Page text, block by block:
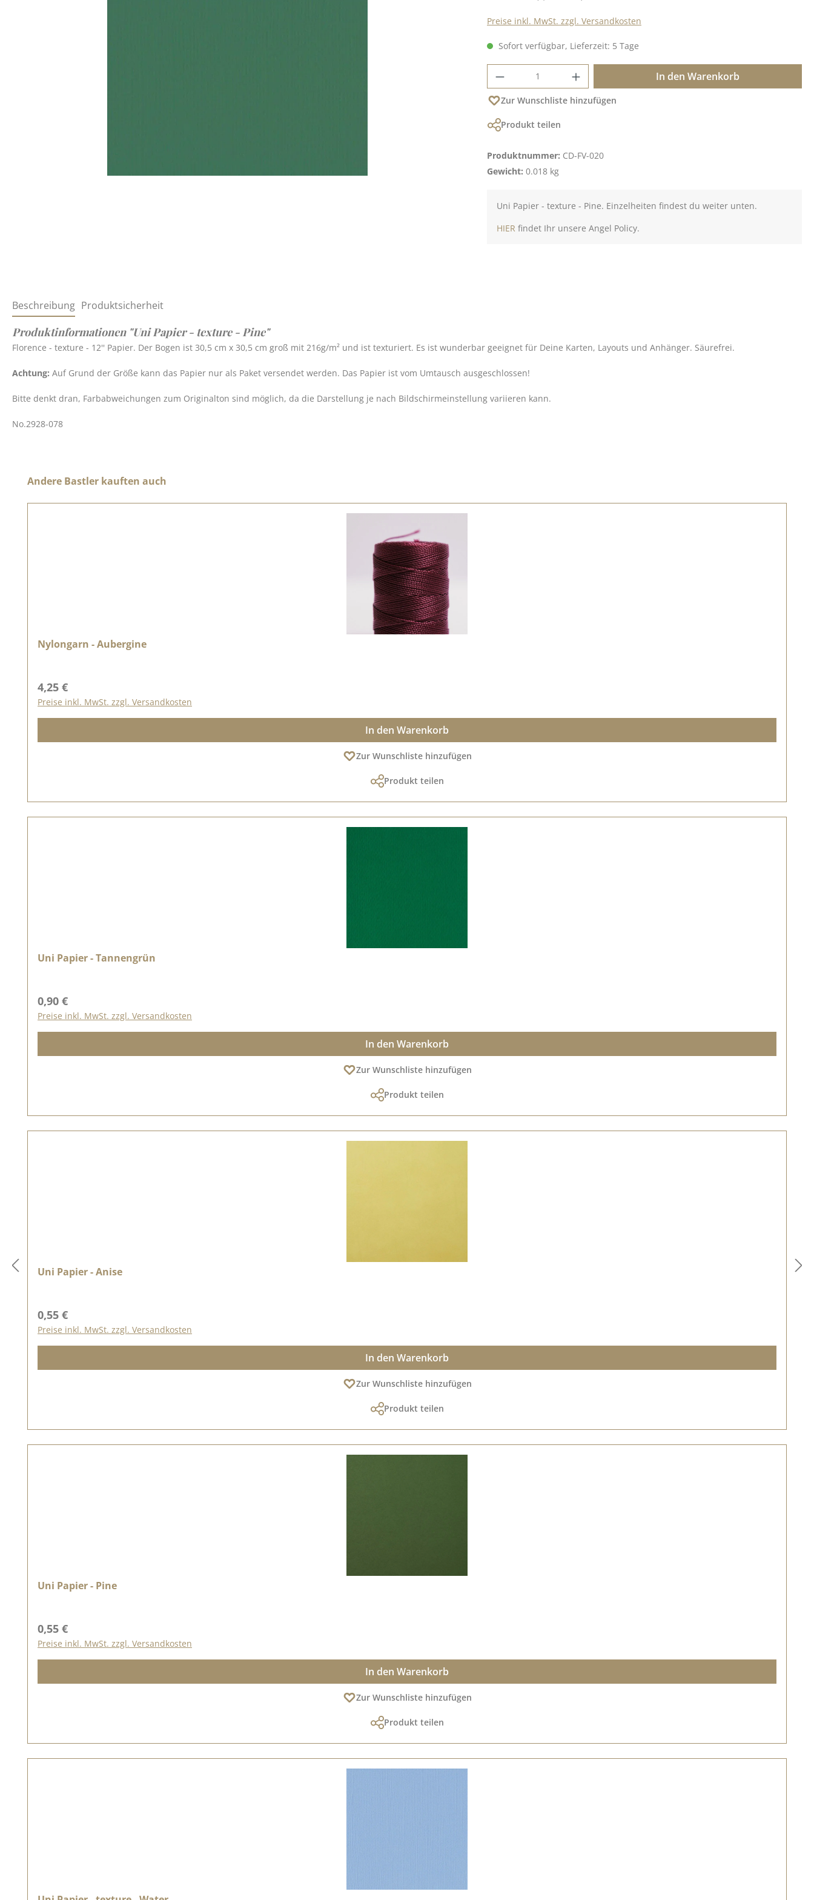
Preise inkl. MwSt. zzgl. Versandkosten
Sofort verfügbar, Lieferzeit: 5 Tage
Produkt Anzahl: Gib den gewünschten Wert
In den Warenkorb
Zur Wunschliste hinzufügen
Produkt teilen
Produktnummer: CD-FV-020
Gewicht: 0.018 kg
Uni Papier - texture - Pine. Einzelheiten findest du weiter unten.
HIER findet Ihr unsere Angel Policy.
Beschreibung Produktsicherheit
Produktinformationen "Uni Papier - texture - Pine"
Florence - texture - 12'' Papier. Der Bogen ist 30,5 cm x 30,5 cm groß mit 216g/m² und ist texturiert. Es ist wunderbar geeignet für Deine Karten, Layouts und Anhänger. Säurefrei.
Achtung: Auf Grund der Größe kann das Papier nur als Paket versendet werden. Das Papier ist vom Umtausch ausgeschlossen!
Bitte denkt dran, Farbabweichungen zum Originalton sind möglich, da die Darstellung je nach Bildschirmeinstellung variieren kann.
No.2928-078
Produktgalerie überspringen
Andere Bastler kauften auch
Nylongarn - Aubergine
Regulärer Preis:
4,25 €
Preise inkl. MwSt. zzgl. Versandkosten
In den Warenkorb
Zur Wunschliste hinzufügen
Produkt teilen
Uni Papier - Tannengrün
Regulärer Preis:
0,90 €
Preise inkl. MwSt. zzgl. Versandkosten
In den Warenkorb
Zur Wunschliste hinzufügen
Produkt teilen
Uni Papier - Anise
Regulärer Preis:
0,55 €
Preise inkl. MwSt. zzgl. Versandkosten
In den Warenkorb
Zur Wunschliste hinzufügen
Produkt teilen
Uni Papier - Pine
Regulärer Preis:
0,55 €
Preise inkl. MwSt. zzgl. Versandkosten
In den Warenkorb
Zur Wunschliste hinzufügen
Produkt teilen